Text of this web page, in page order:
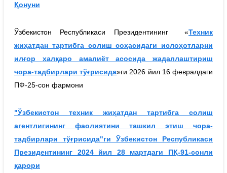
Қонуни
Ўзбекистон Республикаси Президентининг «Техник
жиҳатдан тартибга солиш соҳасидаги ислоҳотларни
илғор халқаро амалиёт асосида жадаллаштириш
чора-тадбирлари тўғрисида»ги 2026 йил 16 февралдаги
ПФ-25-сон фармони
"Ўзбекистон техник жиҳатдан тартибга солиш
агентлигининг фаолиятини ташкил этиш чора-
тадбирлари тўғрисида"ги Ўзбекистон Республикаси
Президентининг 2024 йил 28 мартдаги ПҚ-91-сонли
қарори